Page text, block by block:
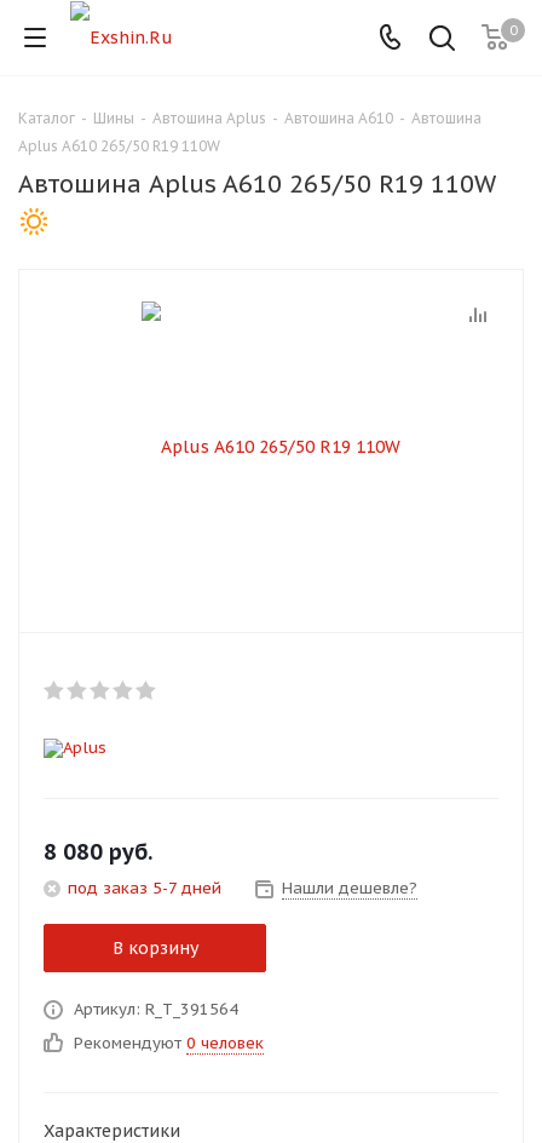
0
Каталог - Шины - Автошина Aplus - Автошина A610 - Автошина
Aplus A610 265/50 R19 110W
Автошина Aplus A610 265/50 R19 110W
8 080 руб.
под заказ 5-7 дней Нашли дешевле?
В корзину
Артикул: R_T_391564
Рекомендуют 0 человек
Характеристики
Для клиентов всех банков
Разбейте
оплату
Оплачивайте сегодня только
% будут
% каждые 2 недели